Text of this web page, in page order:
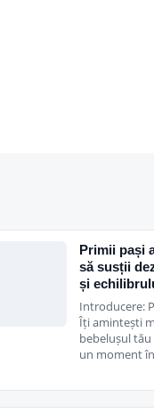
Primii pași
să susții
și
Introducere:
Îți amintești
bebelușul tău
un moment